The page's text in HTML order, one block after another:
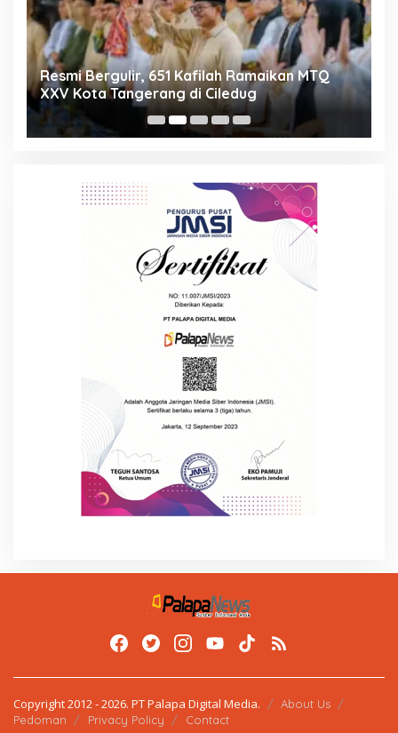
Resmi Bergulir, 651 Kafilah Ramaikan MTQ
XXV Kota Tangerang di Ciledug
Copyright 2012 - 2026. PT Palapa Digital Media.
About Us
Pedoman
Privacy Policy Contact